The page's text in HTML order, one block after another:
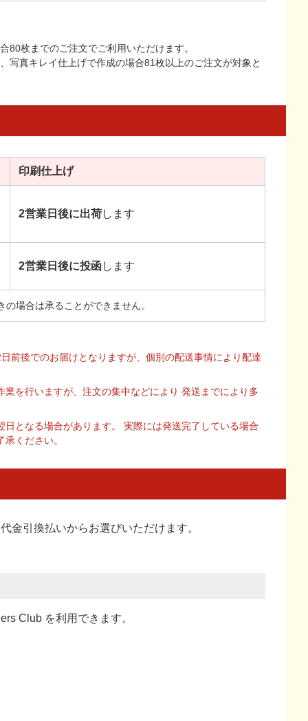
枚までのご注文でご利用いただけます。
写真キレイ仕上げで作成の場合81枚以上のご注文が対象と
印刷仕上げ
2営業日後に出荷します
2営業日後に投函します
場合は承ることができません。
前後でのお届けとなりますが、個別の配送事情により配達
を行いますが、注文の集中などにより 発送までにより多
となる場合があります。 実際には発送完了している場合
ください。
金引換払いからお選びいただけます。
Club を利用できます。